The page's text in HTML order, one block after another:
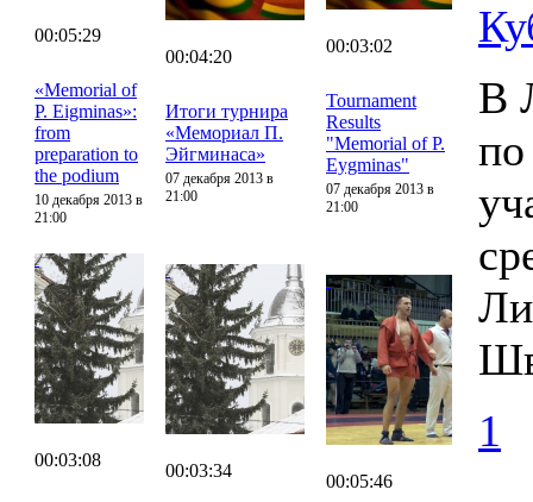
00:05:29
«Memorial of
P. Eigminas»:
from
preparation to
the podium
10 декабря 2013 в
21:00
00:04:20
Итоги турнира
«Мемориал П.
Эйгминаса»
07 декабря 2013 в
21:00
00:03:02
Tournament
Results
"Memorial of P.
Eygminas"
07 декабря 2013 в
21:00
00:03:08
00:03:34
00:05:46
В
1